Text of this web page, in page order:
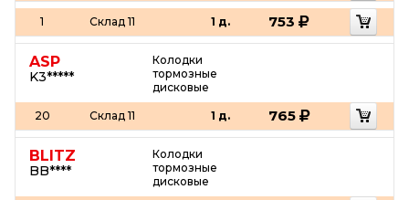
1 Склад 11 1 д. 753
ASP
K3*****
Колодки
тормозные
дисковые
20 Склад 11 1 д. 765
BLITZ
BB****
Колодки
тормозные
дисковые